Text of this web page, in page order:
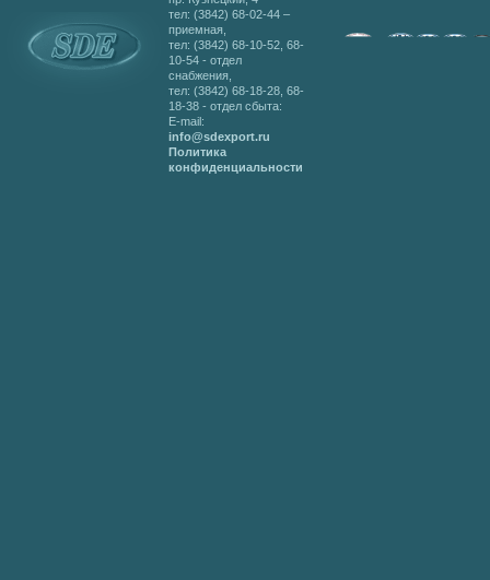
тел: (3842) 68-02-44 –
приемная,
тел: (3842) 68-10-52, 68-
10-54 - отдел
снабжения,
тел: (3842) 68-18-28, 68-
18-38 - отдел сбыта:
E-mail:
info@sdexport.ru
Политика
конфиденциальности